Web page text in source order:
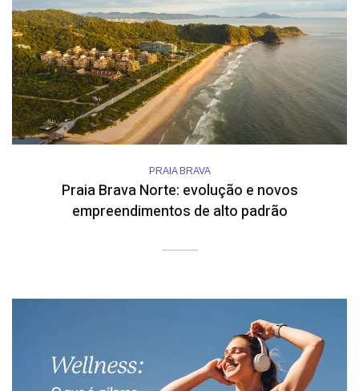
PRAIA BRAVA
Praia Brava Norte: evolução e novos
empreendimentos de alto padrão